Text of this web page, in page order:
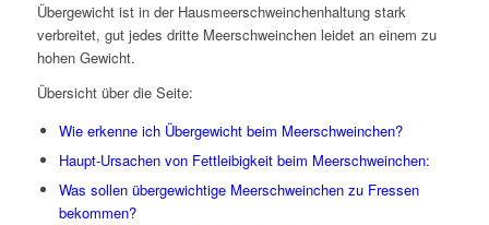
Übergewicht ist in der Hausmeerschweinchenhaltung stark
verbreitet, gut jedes dritte Meerschweinchen leidet an einem zu
hohen Gewicht.
Übersicht über die Seite:
Wie erkenne ich Übergewicht beim Meerschweinchen?
Haupt-Ursachen von Fettleibigkeit beim Meerschweinchen:
Was sollen übergewichtige Meerschweinchen zu Fressen
bekommen?